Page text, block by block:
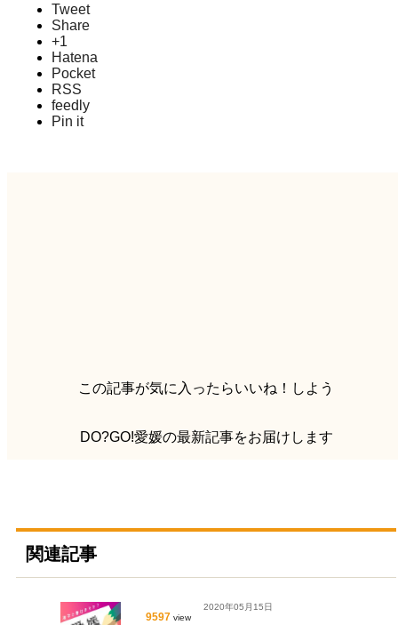
Tweet
Share
+1
Hatena
Pocket
RSS
feedly
Pin it
この記事が気に入ったらいいね！しよう
DO?GO!愛媛の最新記事をお届けします
関連記事
9597 view
2020年05月15日